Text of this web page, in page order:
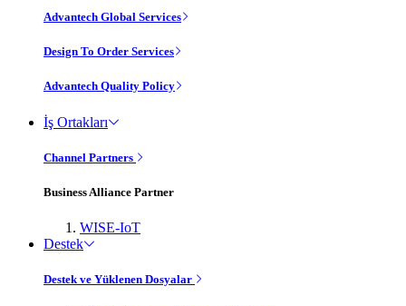
Advantech Global Services
Design To Order Services
Advantech Quality Policy
İş Ortakları
Channel Partners
Business Alliance Partner
WISE-IoT
Destek
Destek ve Yüklenen Dosyalar